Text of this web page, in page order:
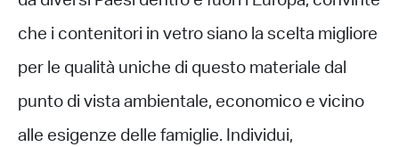
che i contenitori in vetro siano la scelta migliore
per le qualità uniche di questo materiale dal
punto di vista ambientale, economico e vicino
alle esigenze delle famiglie. Individui,